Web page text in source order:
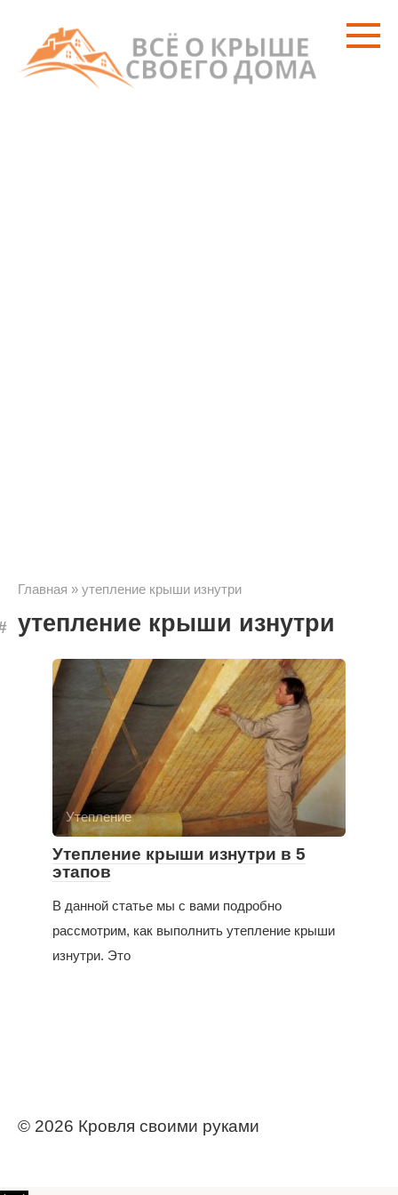
контенту
Главная » утепление крыши изнутри
утепление крыши изнутри
Утепление
Утепление крыши изнутри в 5
этапов
В данной статье мы с вами подробно
рассмотрим, как выполнить утепление крыши
изнутри. Это
© 2026 Кровля своими руками